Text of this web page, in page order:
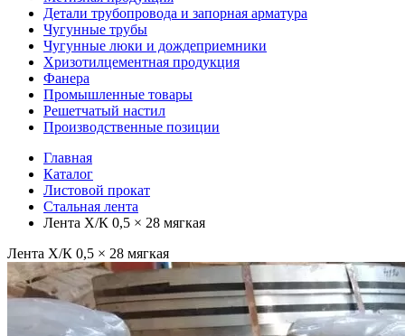
Детали трубопровода и запорная арматура
Чугунные трубы
Чугунные люки и дождеприемники
Хризотилцементная продукция
Фанера
Промышленные товары
Решетчатый настил
Производственные позиции
Главная
Каталог
Листовой прокат
Стальная лента
Лента Х/К 0,5 × 28 мягкая
Лента Х/К 0,5 × 28 мягкая